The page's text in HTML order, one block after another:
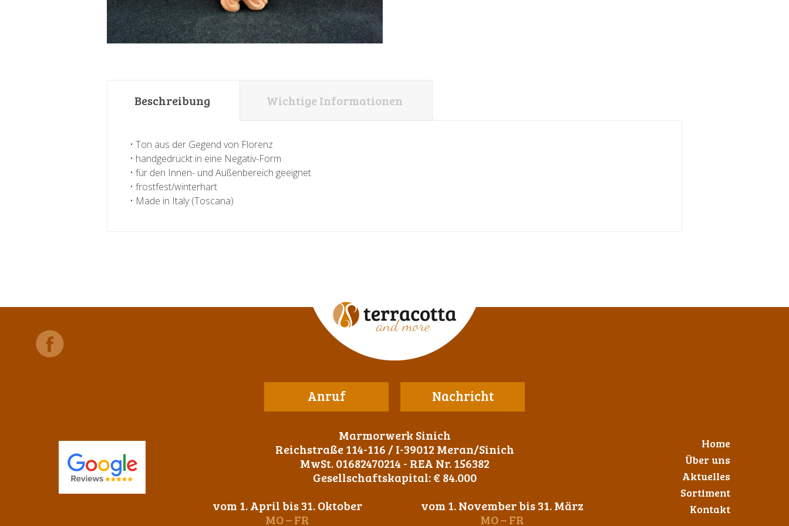
Beschreibung Wichtige Informationen
• Ton aus der Gegend von Florenz
• handgedrückt in eine Negativ-Form
• für den Innen- und Außenbereich geeignet
• frostfest/winterhart
• Made in Italy (Toscana)
Anruf Nachricht
Marmorwerk Sinich
Reichstraße 114-116 / I-39012 Meran/Sinich
MwSt. 01682470214 - REA Nr. 156382
Gesellschaftskapital: € 84.000
vom 1. April bis 31. Oktober
MO – FR
vom 1. November bis 31. März
MO – FR
Home
Über uns
Aktuelles
Sortiment
Kontakt